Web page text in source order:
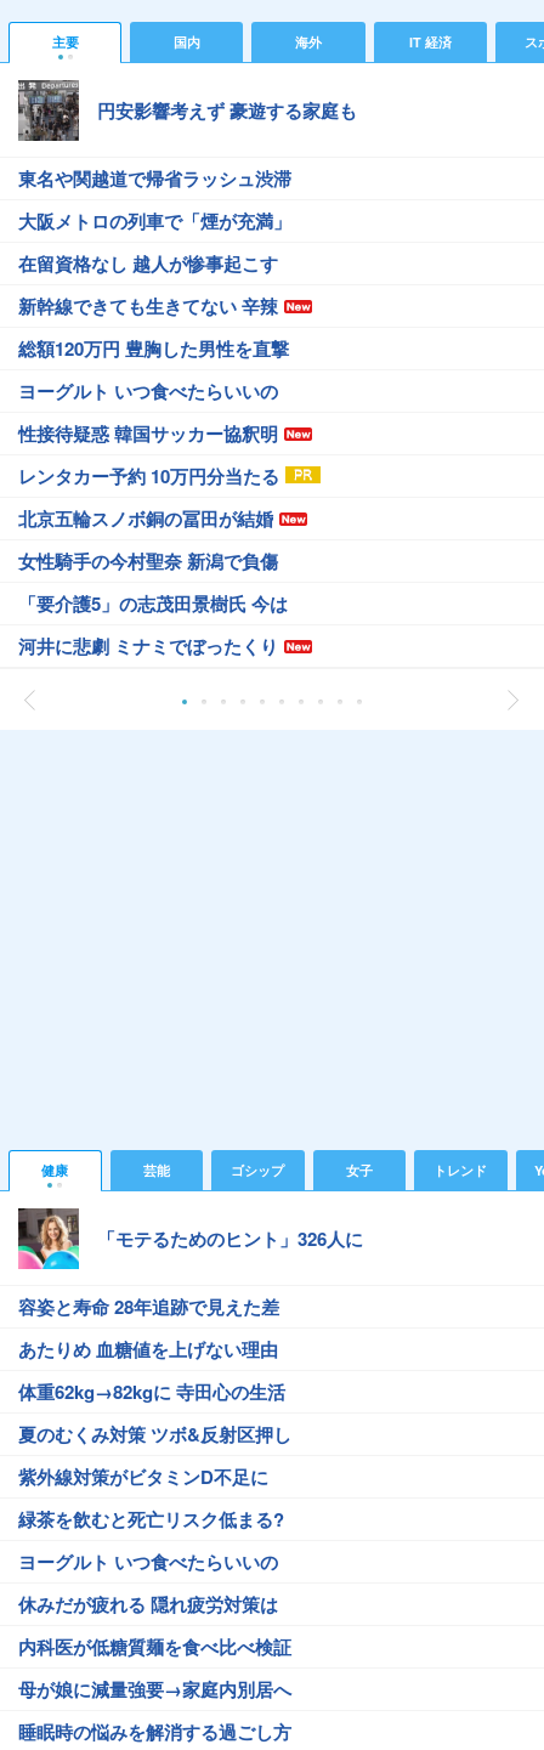
主要 国内 海外 IT 経済 ス
円安影響考えず 豪遊する家庭も
東名や関越道で帰省ラッシュ渋滞
大阪メトロの列車で「煙が充満」
在留資格なし 越人が惨事起こす
新幹線できても生きてない 辛辣
総額120万円 豊胸した男性を直撃
ヨーグルト いつ食べたらいいの
性接待疑惑 韓国サッカー協釈明
レンタカー予約 10万円分当たる
北京五輪スノボ銅の冨田が結婚
女性騎手の今村聖奈 新潟で負傷
「要介護5」の志茂田景樹氏 今は
河井に悲劇 ミナミでぼったくり
健康 芸能 ゴシップ 女子 トレンド
「モテるためのヒント」326人に
容姿と寿命 28年追跡で見えた差
あたりめ 血糖値を上げない理由
体重62kg→82kgに 寺田心の生活
夏のむくみ対策 ツボ&反射区押し
紫外線対策がビタミンD不足に
緑茶を飲むと死亡リスク低まる?
ヨーグルト いつ食べたらいいの
休みだが疲れる 隠れ疲労対策は
内科医が低糖質麺を食べ比べ検証
母が娘に減量強要→家庭内別居へ
睡眠時の悩みを解消する過ごし方